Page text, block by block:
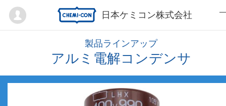
日本ケミコン株式会社
Mypage
製品ラインアップ
アルミ電解コンデンサ